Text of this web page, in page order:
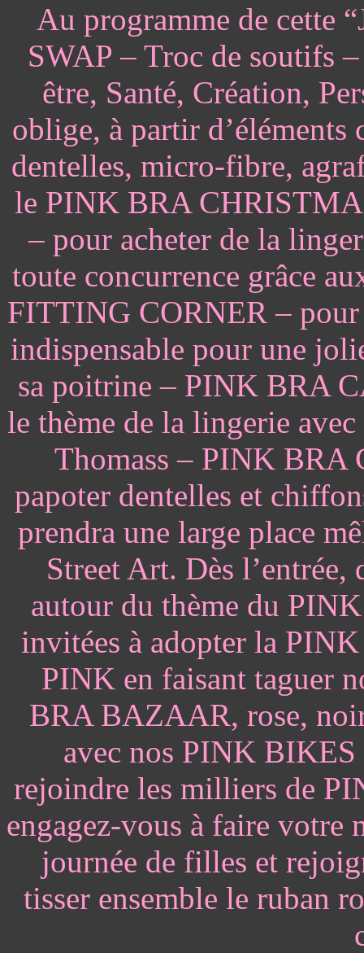
Au programme de cette
SWAP – Troc de soutifs
être, Santé, Création,
oblige, à partir
dentelles, micro-fibre,
le PINK BRA
– pour acheter de la
toute concurrence grâce
FITTING CORNER – pour
indispensable pour une
sa poitrine – PINK BRA
le thème de la lingerie
Thomass – PINK BRA
papoter dentelles et
prendra une large place
Street Art. Dès l’entrée,
autour du thème du
invitées à adopter la
PINK en faisant taguer
BRA BAZAAR, rose,
avec nos PINK
rejoindre les milliers de
engagez-vous à faire votre
journée de filles et
tisser ensemble le ruban